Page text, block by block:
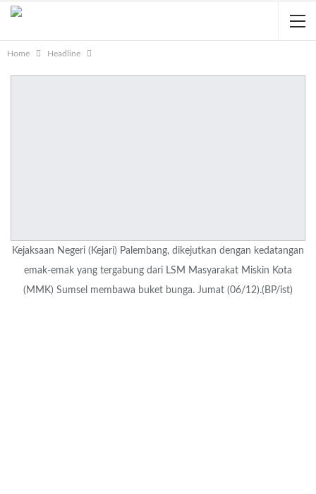
Home Headline
Kejaksaan Negeri (Kejari) Palembang, dikejutkan dengan kedatangan
emak-emak yang tergabung dari LSM Masyarakat Miskin Kota
(MMK) Sumsel membawa buket bunga. Jumat (06/12).(BP/ist)